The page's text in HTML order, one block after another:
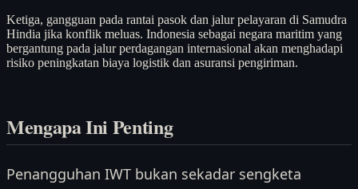
Ketiga, gangguan pada rantai pasok dan jalur pelayaran di Samudra
Hindia jika konflik meluas. Indonesia sebagai negara maritim yang
bergantung pada jalur perdagangan internasional akan menghadapi
risiko peningkatan biaya logistik dan asuransi pengiriman.
Mengapa Ini Penting
Penangguhan IWT bukan sekadar sengketa